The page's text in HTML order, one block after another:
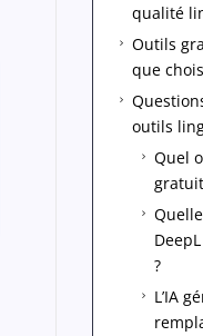
qualité
5
Outils
que
5
outils
5
Quel
5
?
5
L’IA